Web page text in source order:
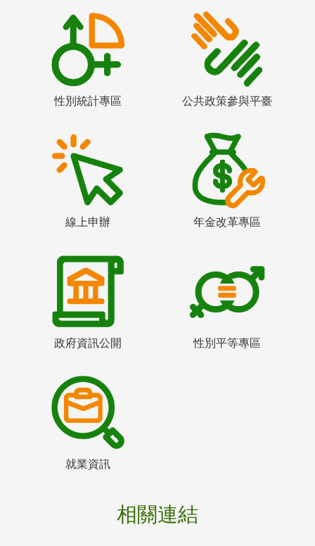
性別統計專區 公共政策參與平臺
線上申辦 年金改革專區
政府資訊公開 性別平等專區
就業資訊
相關連結